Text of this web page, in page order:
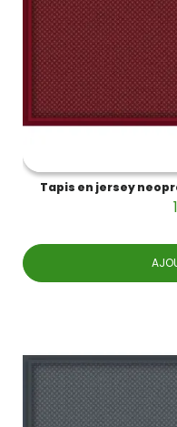
Tapis en jersey